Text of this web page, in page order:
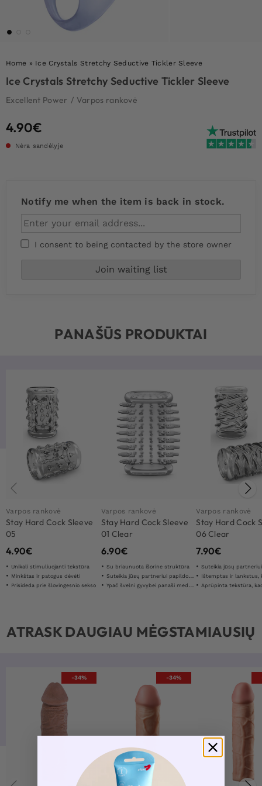
Home » Ice Crystals Stretchy Seductive Tickler Sleeve
Ice Crystals Stretchy Seductive Tickler Sleeve
Excellent Power / Varpos rankovė
4.90€
Nėra sandėlyje
Notify me when the item is back in stock.
I consent to being contacted by the store owner
PANAŠŪS PRODUKTAI
Varpos rankovė
Stay Hard Cock Sleeve
05
4.90€
Unikali stimuliuojanti tekstūra
Minkštas ir patogus dėvėti
Prisideda prie šlovingesnio sekso
Varpos rankovė
Stay Hard Cock Sleeve
01 Clear
6.90€
Su briaunuota išorine struktūra
Suteikia jūsų partneriui papildomą stimuliaciją
Ypač švelni gyvybei panaši medžiaga
Varpos rankovė
Stay Hard Cock
06 Clear
7.90€
Suteikia jūsų partneriui
Ištemptas ir lankstus, kad tilptų
Aprūpinta tekstūra, kad būtų
ATRASK DAUGIAU MĖGSTAMIAUSIŲ
-34% -34%